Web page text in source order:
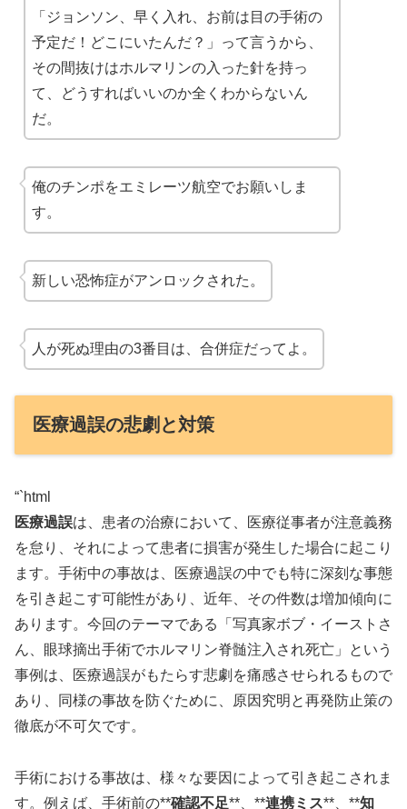
「ジョンソン、早く入れ、お前は目の手術の
予定だ！どこにいたんだ？」って言うから、
その間抜けはホルマリンの入った針を持っ
て、どうすればいいのか全くわからないん
だ。
俺のチンポをエミレーツ航空でお願いしま
す。
新しい恐怖症がアンロックされた。
人が死ぬ理由の3番目は、合併症だってよ。
医療過誤の悲劇と対策
“`html
医療過誤は、患者の治療において、医療従事者が注意義務
を怠り、それによって患者に損害が発生した場合に起こり
ます。手術中の事故は、医療過誤の中でも特に深刻な事態
を引き起こす可能性があり、近年、その件数は増加傾向に
あります。今回のテーマである「写真家ボブ・イーストさ
ん、眼球摘出手術でホルマリン脊髄注入され死亡」という
事例は、医療過誤がもたらす悲劇を痛感させられるもので
あり、同様の事故を防ぐために、原因究明と再発防止策の
徹底が不可欠です。
手術における事故は、様々な要因によって引き起こされま
す。例えば、手術前の**確認不足**、**連携ミス**、**知